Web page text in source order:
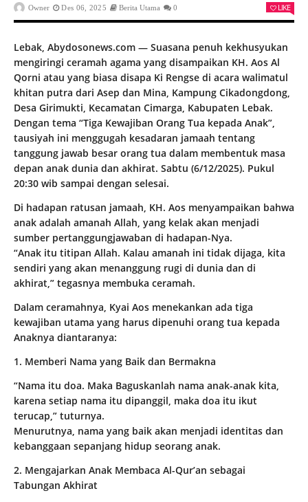
Owner Des 06, 2025 Berita Utama 0 LIKE
Lebak, Abydosonews.com — Suasana penuh kekhusyukan
mengiringi ceramah agama yang disampaikan KH. Aos Al
Qorni atau yang biasa disapa Ki Rengse di acara walimatul
khitan putra dari Asep dan Mina, Kampung Cikadongdong,
Desa Girimukti, Kecamatan Cimarga, Kabupaten Lebak.
Dengan tema “Tiga Kewajiban Orang Tua kepada Anak”,
tausiyah ini menggugah kesadaran jamaah tentang
tanggung jawab besar orang tua dalam membentuk masa
depan anak dunia dan akhirat. Sabtu (6/12/2025). Pukul
20:30 wib sampai dengan selesai.
Di hadapan ratusan jamaah, KH. Aos menyampaikan bahwa
anak adalah amanah Allah, yang kelak akan menjadi
sumber pertanggungjawaban di hadapan-Nya.
“Anak itu titipan Allah. Kalau amanah ini tidak dijaga, kita
sendiri yang akan menanggung rugi di dunia dan di
akhirat,” tegasnya membuka ceramah.
Dalam ceramahnya, Kyai Aos menekankan ada tiga
kewajiban utama yang harus dipenuhi orang tua kepada
Anaknya diantaranya:
1. Memberi Nama yang Baik dan Bermakna
“Nama itu doa. Maka Baguskanlah nama anak-anak kita,
karena setiap nama itu dipanggil, maka doa itu ikut
terucap,” tuturnya.
Menurutnya, nama yang baik akan menjadi identitas dan
kebanggaan sepanjang hidup seorang anak.
2. Mengajarkan Anak Membaca Al-Qur’an sebagai
Tabungan Akhirat